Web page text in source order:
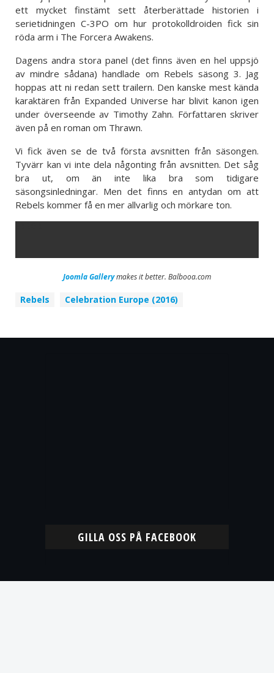
ett mycket finstämt sett återberättade historien i
serietidningen C-3PO om hur protokolldroiden fick sin
röda arm i The Forcera Awakens.
Dagens andra stora panel (det finns även en hel uppsjö
av mindre sådana) handlade om Rebels säsong 3. Jag
hoppas att ni redan sett trailern. Den kanske mest kända
karaktären från Expanded Universe har blivit kanon igen
under överseende av Timothy Zahn. Författaren skriver
även på en roman om Thrawn.
Vi fick även se de två första avsnitten från säsongen.
Tyvärr kan vi inte dela någonting från avsnitten. Det såg
bra ut, om än inte lika bra som tidigare
säsongsinledningar. Men det finns en antydan om att
Rebels kommer få en mer allvarlig och mörkare ton.
Joomla Gallerymakes it better. Balbooa.com
Rebels Celebration Europe (2016)
GILLA OSS PÅ FACEBOOK